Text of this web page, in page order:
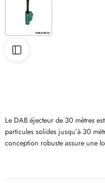
Le DAB éjecteur de 30 mètres
particules solides jusqu’à 30
conception robuste assure une